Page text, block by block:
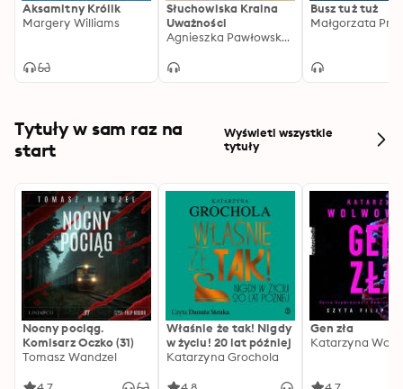
Aksamitny Królik
Margery Williams
Słuchowiska Kraina
Uważności
Agnieszka Pawłowska, Daniel Moszczyński
Busz tuż tuż
Tytuły w sam raz na
start
Wyświetl wszystkie
tytuły
Nocny pociąg.
Komisarz Oczko (31)
Tomasz Wandzel
Właśnie że tak! Nigdy
w życiu! 20 lat później
Katarzyna Grochola
Gen zła
Katarzyna